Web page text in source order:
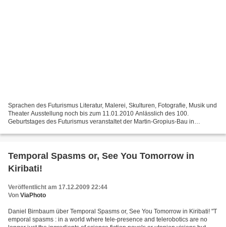
Sprachen des Futurismus Literatur, Malerei, Skulturen, Fotografie, Musik und
Theater Ausstellung noch bis zum 11.01.2010 Anlässlich des 100.
Geburtstages des Futurismus veranstaltet der Martin-Gropius-Bau in
Temporal Spasms or, See You Tomorrow in
Kiribati!
Veröffentlicht am 17.12.2009 22:44
Von ViaPhoto
Daniel Birnbaum über Temporal Spasms or, See You Tomorrow in Kiribati! "T
emporal spasms : in a world where tele-presence and telerobotics are no